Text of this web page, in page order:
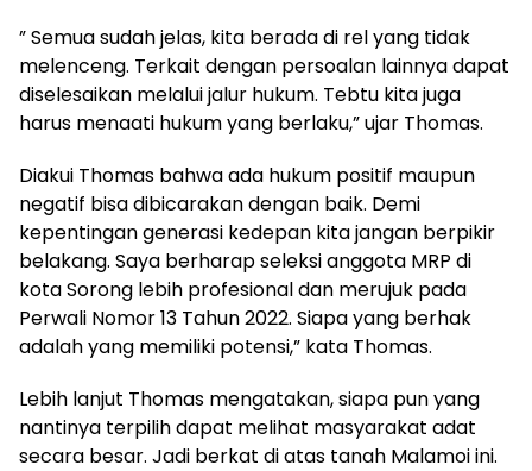
” Semua sudah jelas, kita berada di rel yang tidak
melenceng. Terkait dengan persoalan lainnya dapat
diselesaikan melalui jalur hukum. Tebtu kita juga
harus menaati hukum yang berlaku,” ujar Thomas.
Diakui Thomas bahwa ada hukum positif maupun
negatif bisa dibicarakan dengan baik. Demi
kepentingan generasi kedepan kita jangan berpikir
belakang. Saya berharap seleksi anggota MRP di
kota Sorong lebih profesional dan merujuk pada
Perwali Nomor 13 Tahun 2022. Siapa yang berhak
adalah yang memiliki potensi,” kata Thomas.
Lebih lanjut Thomas mengatakan, siapa pun yang
nantinya terpilih dapat melihat masyarakat adat
secara besar. Jadi berkat di atas tanah Malamoi ini.